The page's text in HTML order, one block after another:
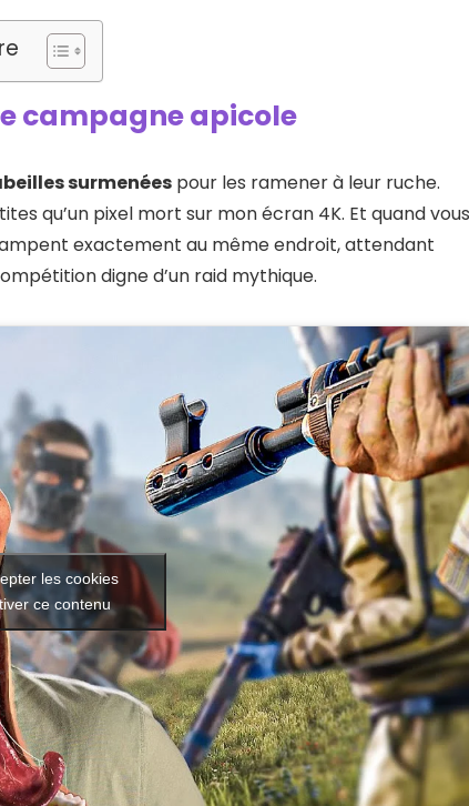
campagne apicole
surmenées pour les ramener à leur ruche.
qu’un pixel mort sur mon écran 4K. Et quand vous
exactement au même endroit, attendant
digne d’un raid mythique.
les cookies
ce contenu